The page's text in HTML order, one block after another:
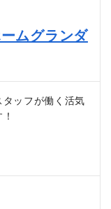
ムグランダ
ッフが働く活気